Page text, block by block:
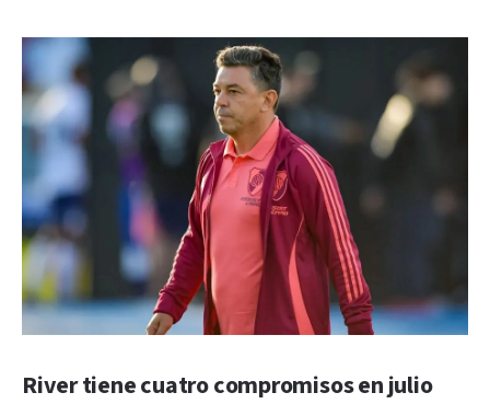
River tiene cuatro compromisos en julio